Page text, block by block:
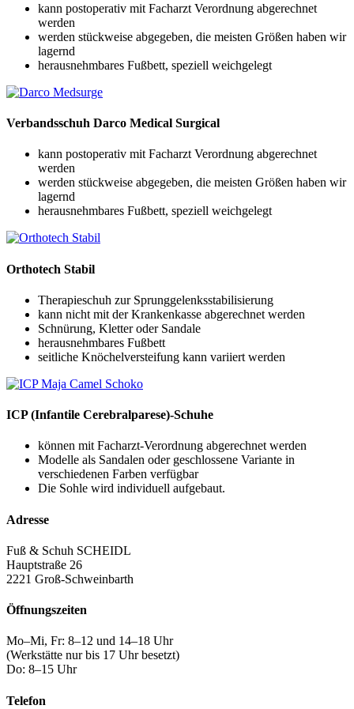
kann postoperativ mit Facharzt Verordnung abgerechnet
werden
werden stückweise abgegeben, die meisten Größen haben wir
lagernd
herausnehmbares Fußbett, speziell weichgelegt
Verbandsschuh Darco Medical Surgical
kann postoperativ mit Facharzt Verordnung abgerechnet
werden
werden stückweise abgegeben, die meisten Größen haben wir
lagernd
herausnehmbares Fußbett, speziell weichgelegt
Orthotech Stabil
Therapieschuh zur Sprunggelenksstabilisierung
kann nicht mit der Krankenkasse abgerechnet werden
Schnürung, Kletter oder Sandale
herausnehmbares Fußbett
seitliche Knöchelversteifung kann variiert werden
ICP (Infantile Cerebralparese)-Schuhe
können mit Facharzt-Verordnung abgerechnet werden
Modelle als Sandalen oder geschlossene Variante in
verschiedenen Farben verfügbar
Die Sohle wird individuell aufgebaut.
Adresse
Fuß & Schuh SCHEIDL
Hauptstraße 26
2221 Groß-Schweinbarth
Öffnungszeiten
Mo–Mi, Fr: 8–12 und 14–18 Uhr
(Werkstätte nur bis 17 Uhr besetzt)
Do: 8–15 Uhr
Telefon